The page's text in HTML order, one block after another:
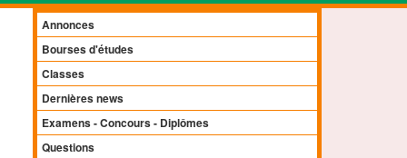
Annonces
Bourses d'études
Classes
Dernières news
Examens - Concours - Diplômes
Questions